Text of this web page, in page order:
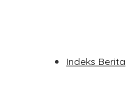
Indeks Berita